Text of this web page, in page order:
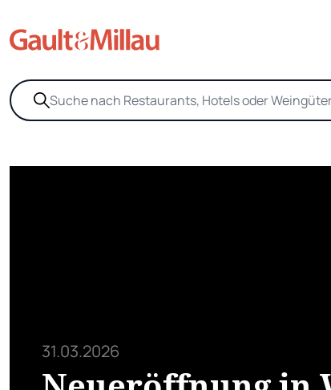
31.03.2026